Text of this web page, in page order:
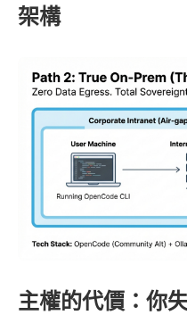
架構
主權的代價：你